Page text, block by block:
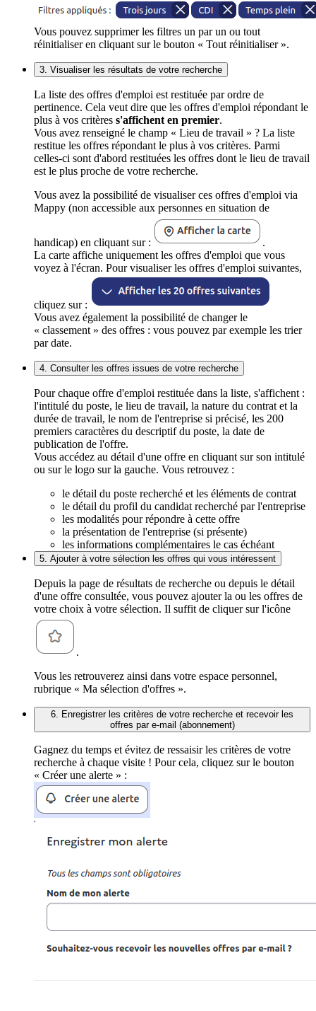
Vous pouvez supprimer les filtres un par un ou tout
réinitialiser en cliquant sur le bouton « Tout réinitialiser ».
3. Visualiser les résultats de votre recherche
La liste des offres d'emploi est restituée par ordre de
pertinence. Cela veut dire que les offres d'emploi répondant le
plus à vos critères s'affichent en premier.
Vous avez renseigné le champ « Lieu de travail » ? La liste
restitue les offres répondant le plus à vos critères. Parmi
celles-ci sont d'abord restituées les offres dont le lieu de travail
est le plus proche de votre recherche.
Vous avez la possibilité de visualiser ces offres d'emploi via
Mappy (non accessible aux personnes en situation de
handicap) en cliquant sur :
.
La carte affiche uniquement les offres d'emploi que vous
voyez à l'écran. Pour visualiser les offres d'emploi suivantes,
cliquez sur :
Vous avez également la possibilité de changer le
« classement » des offres : vous pouvez par exemple les trier
par date.
4. Consulter les offres issues de votre recherche
Pour chaque offre d'emploi restituée dans la liste, s'affichent :
l'intitulé du poste, le lieu de travail, la nature du contrat et la
durée de travail, le nom de l'entreprise si précisé, les 200
premiers caractères du descriptif du poste, la date de
publication de l'offre.
Vous accédez au détail d'une offre en cliquant sur son intitulé
ou sur le logo sur la gauche. Vous retrouvez :
le détail du poste recherché et les éléments de contrat
le détail du profil du candidat recherché par l'entreprise
les modalités pour répondre à cette offre
la présentation de l'entreprise (si présente)
les informations complémentaires le cas échéant
5. Ajouter à votre sélection les offres qui vous intéressent
Depuis la page de résultats de recherche ou depuis le détail
d'une offre consultée, vous pouvez ajouter la ou les offres de
votre choix à votre sélection. Il suffit de cliquer sur l'icône
.
Vous les retrouverez ainsi dans votre espace personnel,
rubrique « Ma sélection d'offres ».
6. Enregistrer les critères de votre recherche et recevoir les
offres par e-mail (abonnement)
Gagnez du temps et évitez de ressaisir les critères de votre
recherche à chaque visite ! Pour cela, cliquez sur le bouton
« Créer une alerte » :